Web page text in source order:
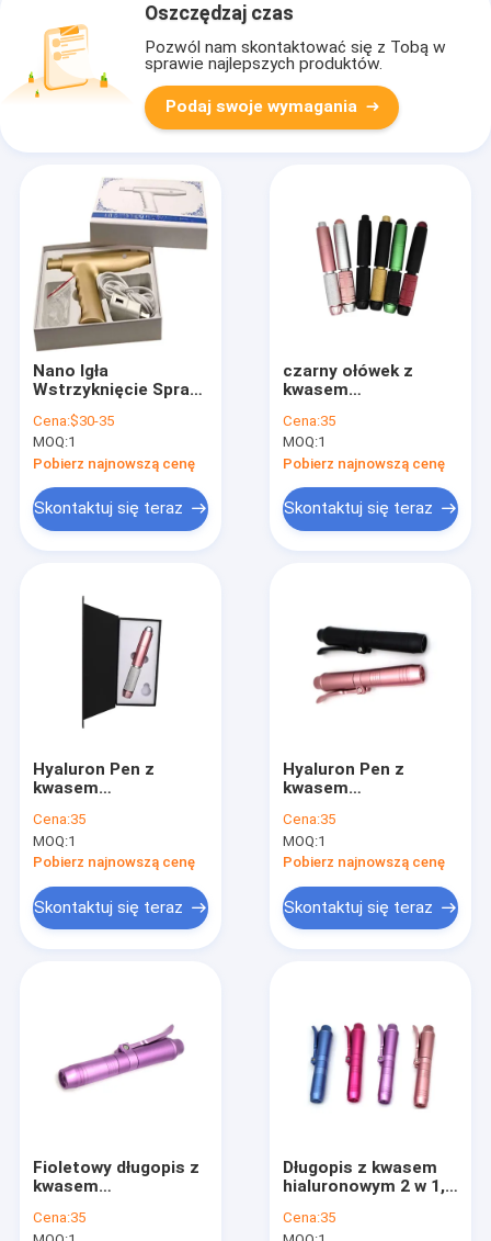
O nas
ml/ 0,5 ml Ampułki do
hialuronowych 0, 3
ml/ 0,5 ml Ampułki do
wypełniania kwasów
hialuronowych 0, 3
ml/ 0,5 ml Ampułki do
hialuronowych 0, 3
ml/ 0, 5 ml Ampułki
do wypełnieni
Oszczędzaj czas
Pozwól nam skontaktować się z Tobą w
sprawie najlepszych produktów.
Podaj swoje wymagania
Nano Igła
Wstrzyknięcie Spray
Bezbolesnych
Wstrzyknięć Pistolet
Mezoterapia
Cena:$30-35
MOQ:1
Pobierz najnowszą cenę
Skontaktuj się teraz
czarny ołówek z
kwasem
ołówek z kwasem
hialuronowym bez
igły
Cena:35
MOQ:1
Pobierz najnowszą cenę
Skontaktuj się teraz
Hyaluron Pen z
kwasem
Wypełniacz do ust
bez igły
Cena:35
MOQ:1
Pobierz najnowszą cenę
Skontaktuj się teraz
Hyaluron Pen z
kwasem
Wypełniacz do ust
bez igły
Cena:35
MOQ:1
Pobierz najnowszą cenę
Skontaktuj się teraz
Fioletowy długopis z
kwasem
do ust, długopis
Cena:35
Długopis z kwasem
hialuronowym 2 w 1,
ust bez igły
Cena:35